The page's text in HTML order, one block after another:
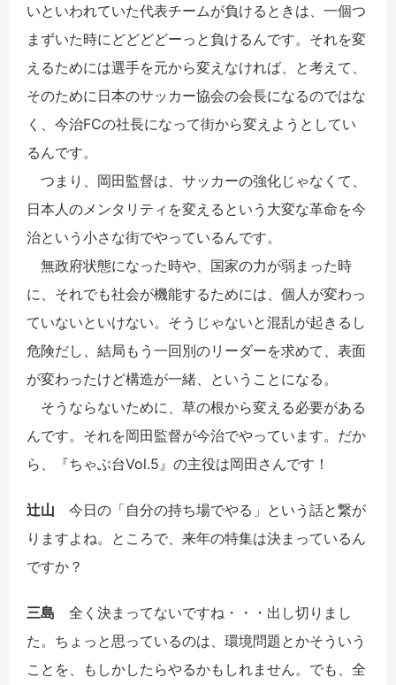
いといわれていた代表チームが負けるときは、一個つ
まずいた時にどどどどーっと負けるんです。それを変
えるためには選手を元から変えなければ、と考えて、
そのために日本のサッカー協会の会長になるのではな
く、今治FCの社長になって街から変えようとしてい
るんです。
つまり、岡田監督は、サッカーの強化じゃなくて、
日本人のメンタリティを変えるという大変な革命を今
治という小さな街でやっているんです。
無政府状態になった時や、国家の力が弱まった時
に、それでも社会が機能するためには、個人が変わっ
ていないといけない。そうじゃないと混乱が起きるし
危険だし、結局もう一回別のリーダーを求めて、表面
が変わったけど構造が一緒、ということになる。
そうならないために、草の根から変える必要がある
んです。それを岡田監督が今治でやっています。だか
ら、『ちゃぶ台Vol.5』の主役は岡田さんです！
辻山 今日の「自分の持ち場でやる」という話と繋が
りますよね。ところで、来年の特集は決まっているん
ですか？
三島 全く決まってないですね・・・出し切りまし
た。ちょっと思っているのは、環境問題とかそういう
ことを、もしかしたらやるかもしれません。でも、全